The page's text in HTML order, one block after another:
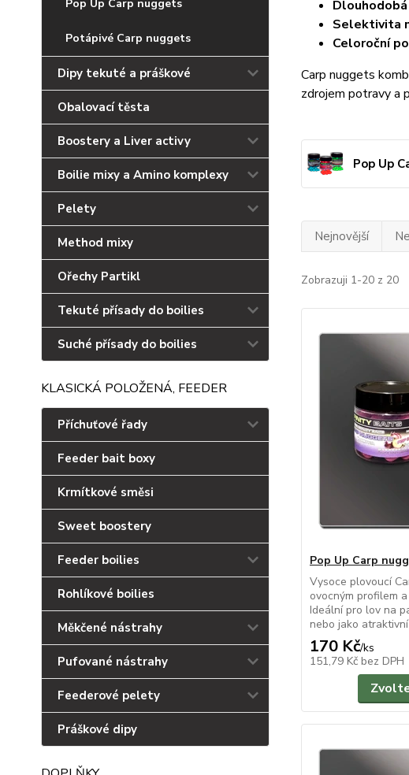
Pop Up Carp nuggets
Potápivé Carp nuggets
Dipy tekuté a práškové
Obalovací těsta
Boostery a Liver activy
Boilie mixy a Amino komplexy
Pelety
Method mixy
Ořechy Partikl
Tekuté přísady do boilies
Suché přísady do boilies
KLASICKÁ POLOŽENÁ, FEEDER
Příchuťové řady
Feeder bait boxy
Krmítkové směsi
Sweet boostery
Feeder boilies
Rohlíkové boilies
Měkčené nástrahy
Pufované nástrahy
Feederové pelety
Práškové dipy
Selektivita
Celoroční
Carp nuggets
zdrojem potravy a
Pop Up
Nejnovější
Zobrazuji 1-20 z 20
Pop Up Carp
Vysoce plovoucí
ovocným profilem
Ideální pro lov na
nebo jako
170 Kč/ks
151,79 Kč bez DPH